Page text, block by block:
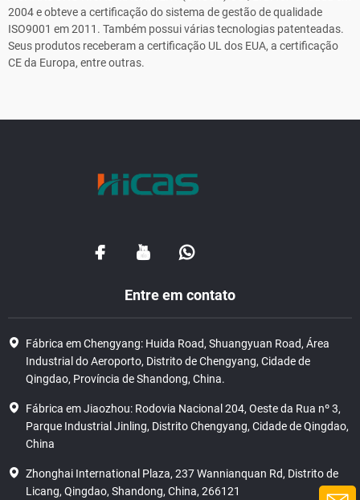
2004 e obteve a certificação do sistema de gestão de qualidade
ISO9001 em 2011. Também possui várias tecnologias patenteadas.
Seus produtos receberam a certificação UL dos EUA, a certificação
CE da Europa, entre outras.
Entre em contato
Fábrica em Chengyang: Huida Road, Shuangyuan Road, Área
Industrial do Aeroporto, Distrito de Chengyang, Cidade de
Qingdao, Província de Shandong, China.
Fábrica em Jiaozhou: Rodovia Nacional 204, Oeste da Rua nº 3,
Parque Industrial Jinling, Distrito Chengyang, Cidade de Qingdao,
China
Zhonghai International Plaza, 237 Wannianquan Rd, Distrito de
Licang, Qingdao, Shandong, China, 266121